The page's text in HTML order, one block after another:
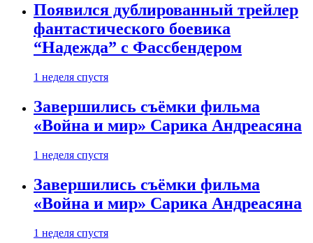
Появился дублированный трейлер
фантастического боевика
“Надежда” с Фассбендером
1 неделя спустя
Завершились съёмки фильма
«Война и мир» Сарика Андреасяна
1 неделя спустя
Завершились съёмки фильма
«Война и мир» Сарика Андреасяна
1 неделя спустя